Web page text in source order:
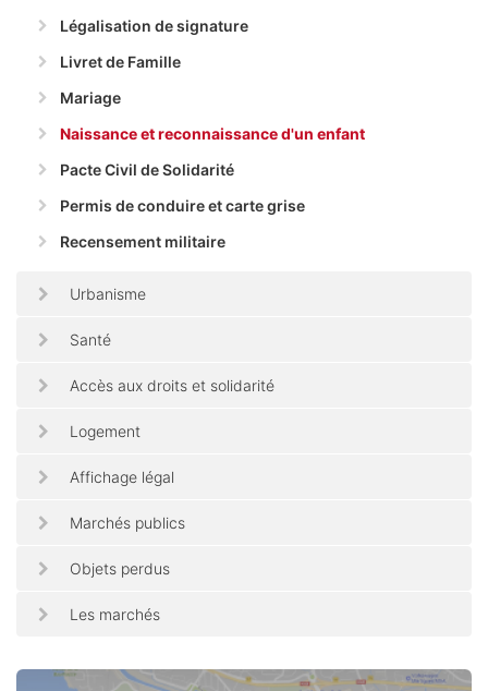
Légalisation de signature
Livret de Famille
Mariage
Naissance et reconnaissance d'un enfant
Pacte Civil de Solidarité
Permis de conduire et carte grise
Recensement militaire
Urbanisme
Santé
Accès aux droits et solidarité
Logement
Affichage légal
Marchés publics
Objets perdus
Les marchés